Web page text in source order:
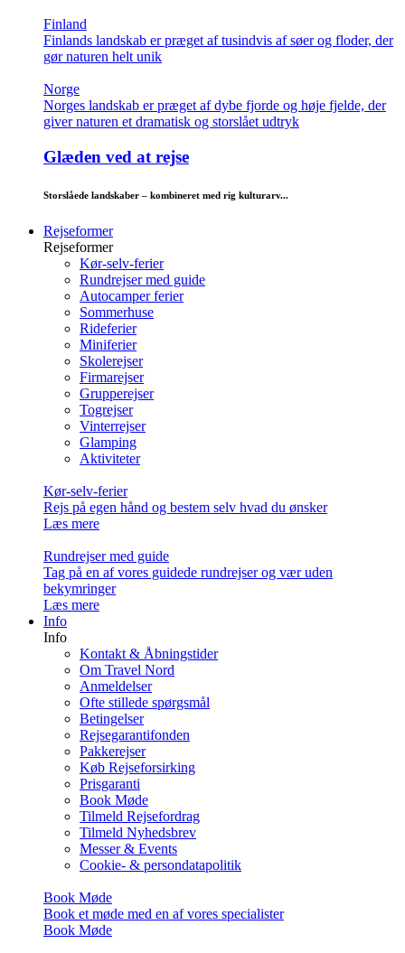
Finland
Finlands landskab er præget af tusindvis af søer og floder, der
gør naturen helt unik
Norge
Norges landskab er præget af dybe fjorde og høje fjelde, der
giver naturen et dramatisk og storslået udtryk
Glæden ved at rejse
Storslåede landskaber – kombineret med rig kulturarv...
Rejseformer
Rejseformer
Kør-selv-ferier
Rundrejser med guide
Autocamper ferier
Sommerhuse
Rideferier
Miniferier
Skolerejser
Firmarejser
Grupperejser
Togrejser
Vinterrejser
Glamping
Aktiviteter
Kør-selv-ferier
Rejs på egen hånd og bestem selv hvad du ønsker
Læs mere
Rundrejser med guide
Tag på en af vores guidede rundrejser og vær uden
bekymringer
Læs mere
Info
Info
Kontakt & Åbningstider
Om Travel Nord
Anmeldelser
Ofte stillede spørgsmål
Betingelser
Rejsegarantifonden
Pakkerejser
Køb Rejseforsirking
Prisgaranti
Book Møde
Tilmeld Rejsefordrag
Tilmeld Nyhedsbrev
Messer & Events
Cookie- & persondatapolitik
Book Møde
Book et møde med en af vores specialister
Book Møde